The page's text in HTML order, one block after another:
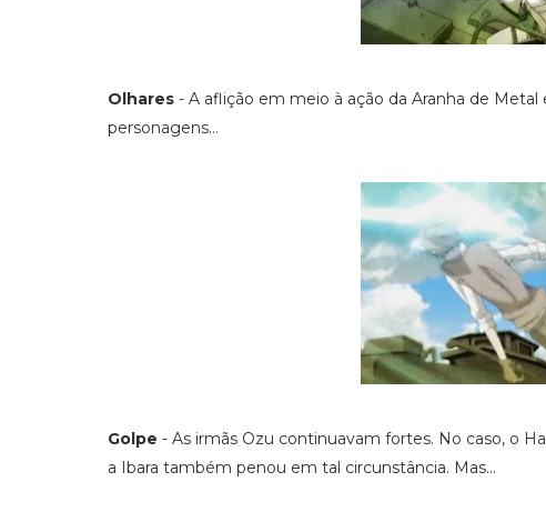
Olhares - A aflição em meio à ação da Aranha de
personagens...
Golpe - As irmãs Ozu continuavam fortes. No caso, o
a Ibara também penou em tal circunstância. Mas...